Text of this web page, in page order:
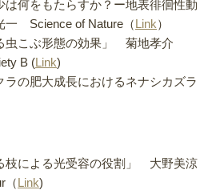
は何をもたらすか？ー地表徘徊性動
Science of Nature（Link）
虫こぶ形態の効果」 菊地孝介
B (Link)
ラの肥大成長におけるネナシカズラ
枝による光受容の役割」 大野美涼
（Link)